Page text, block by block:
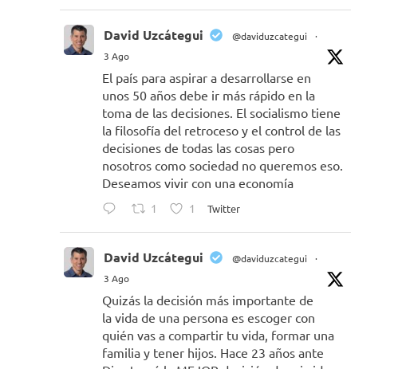
David Uzcátegui @daviduzcategui
·
3 Ago
El país para aspirar a desarrollarse en
unos 50 años debe ir más rápido en la
toma de las decisiones. El socialismo tiene
la filosofía del retroceso y el control de las
decisiones de todas las cosas pero
nosotros como sociedad no queremos eso.
Deseamos vivir con una economía
1 1 Twitter
David Uzcátegui @daviduzcategui
·
3 Ago
Quizás la decisión más importante de
la vida de una persona es escoger con
quién vas a compartir tu vida, formar una
familia y tener hijos. Hace 23 años ante